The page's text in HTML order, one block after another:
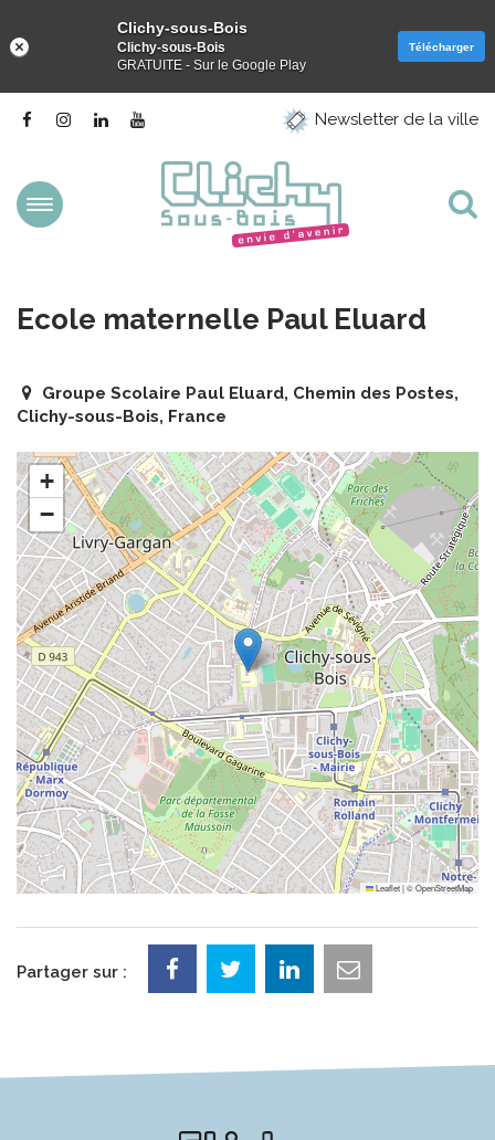
Lien
compte
Facebook
Lien
Lien
Linkedin
la
chaîne
Youtube
Newsletter de la ville
Aller
Ecole maternelle Paul Eluard
Groupe Scolaire Paul Eluard, Chemin des Postes,
Clichy-sous-Bois, France
+
−
Leaflet|©OpenStreetMap
Partager sur :
Clichy-sous-Bois
Clichy-sous-Bois
GRATUITE - Sur le Google Play
Télécharger